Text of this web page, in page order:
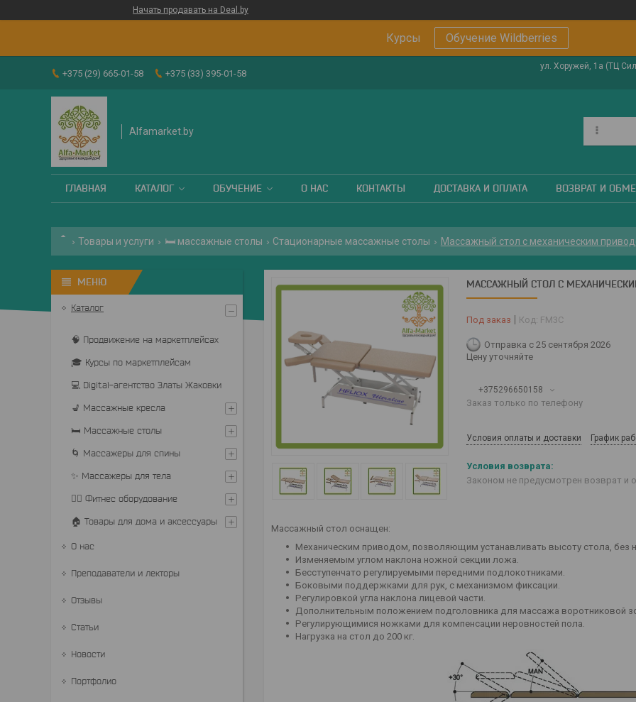
Начать продавать на Deal.by
Курсы Обучение Wildberries
+375 (29) 665-01-58 +375 (33) 395-01-58
ул. Хоружей, 1а (ТЦ
Alfamarket.by
ГЛАВНАЯ КАТАЛОГ ОБУЧЕНИЕ О НАС КОНТАКТЫ ДОСТАВКА И ОПЛАТА ВОЗВРАТ И
Товары и услуги 🛏 массажные столы Стационарные массажные столы Массажный стол с механическим
МАССАЖНЫЙ СТОЛ С
Под заказ Код: FM3C
Отправка с 25 сентября 2026
Цену уточняйте
+375296650158
Заказ только по телефону
Условия оплаты и доставки График
Законом не предусмотрен возврат и
Массажный стол оснащен:
Механическим приводом, позволяющим устанавливать высоту стола, без
Изменяемым углом наклона ножной секции ложа.
Бесступенчато регулируемыми передними подлокотниками.
Боковыми поддержками для рук, с механизмом фиксации.
Регулировкой угла наклона лицевой части.
Дополнительным положением подголовника для массажа воротниковой
Регулирующимися ножками для компенсации неровностей пола.
Нагрузка на стол до 200 кг.
Каталог
🧠 Продвижение на маркетплейсах
🎓 Курсы по маркетплейсам
💻 Digital-агентство Златы Жаковки
💺 Массажные кресла
🛏 Массажные столы
🌀 Массажеры для спины
✨ Массажеры для тела
🏋️‍♂️ Фитнес оборудование
🏠 Товары для дома и аксессуары
О нас
Преподаватели и лекторы
Отзывы
Статьи
Новости
Портфолио